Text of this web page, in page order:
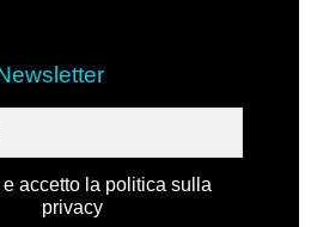
e accetto la politica sulla
privacy